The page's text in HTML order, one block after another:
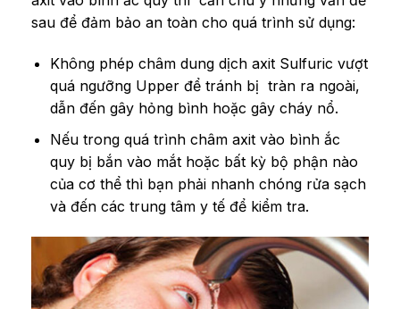
sau để đảm bảo an toàn cho quá trình sử dụng:
Không phép châm dung dịch axit Sulfuric vượt
quá ngưỡng Upper để tránh bị tràn ra ngoài,
dẫn đến gây hỏng bình hoặc gây cháy nổ.
Nếu trong quá trình châm axit vào bình ắc
quy bị bắn vào mắt hoặc bất kỳ bộ phận nào
của cơ thể thì bạn phải nhanh chóng rửa sạch
và đến các trung tâm y tế để kiểm tra.